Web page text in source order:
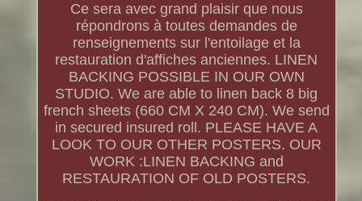
Ce sera avec grand plaisir que nous
répondrons à toutes demandes de
renseignements sur l'entoilage et la
restauration d'affiches anciennes. LINEN
BACKING POSSIBLE IN OUR OWN
STUDIO. We are able to linen back 8 big
french sheets (660 CM X 240 CM). We send
in secured insured roll. PLEASE HAVE A
LOOK TO OUR OTHER POSTERS. OUR
WORK :LINEN BACKING and
RESTAURATION OF OLD POSTERS.